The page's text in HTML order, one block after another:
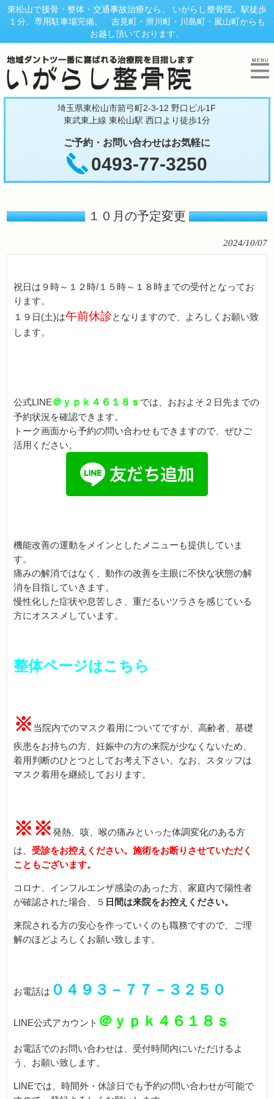
東松山で接骨・整体・交通事故治療なら、 いがらし整骨院。駅徒歩
１分、専用駐車場完備。 吉見町・滑川町・川島町・嵐山町からも
お越し頂いております。
埼玉県東松山市箭弓町2-3-12 野口ビル1F
東武東上線 東松山駅 西口より徒歩1分
ご予約・お問い合わせはお気軽に
0493-77-3250
１０月の予定変更
2024/10/07
祝日は９時～１２時/１５時～１８時までの受付となってお
ります。
１９日(土)は午前休診となりますので、よろしくお願い致
します。
公式LINE＠ｙｐｋ４６１８ｓ では、おおよそ２日先までの
予約状況を確認できます。
トーク画面から予約の問い合わせもできますので、ぜひご
活用ください。
機能改善の運動をメインとしたメニューも提供していま
す。
痛みの解消ではなく、動作の改善を主眼に不快な状態の解
消を目指していきます。
慢性化した症状や息苦しさ、重だるいツラさを感じている
方にオススメしています。
整体ページはこちら
※ 当院内でのマスク着用についてですが、高齢者、基礎
疾患をお持ちの方、妊娠中の方の来院が少なくないため、
着用判断のひとつとしてお考え下さい。なお、スタッフは
マスク着用を継続しております。
※※発熱、咳、喉の痛みといった体調変化のある方
は、 受診をお控えください。施術をお断りさせていただく
こともございます。
コロナ、インフルエンザ感染のあった方、家庭内で陽性者
が確認された場合、５ 日間は来院をお控えください。
来院される方の安心を作っていくのも職務ですので、ご理
解のほどよろしくお願い致します。
お電話は ０４９３－７７－３２５０
LINE公式アカウント ＠ｙｐｋ４６１８ｓ
お電話でのお問い合わせは、受付時間内にいただけるよ
う、お願い致します。
LINEでは、時間外・休診日でも予約の問い合わせが可能で